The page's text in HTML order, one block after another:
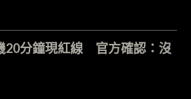
20分鐘現紅線 官方確認：沒